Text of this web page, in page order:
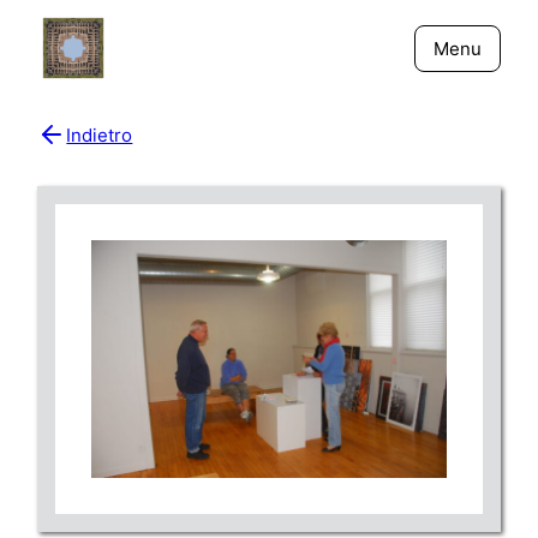
Menu
New York - Riflessi
Indietro